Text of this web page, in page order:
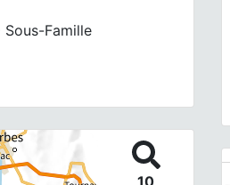
Sous-Famille
10